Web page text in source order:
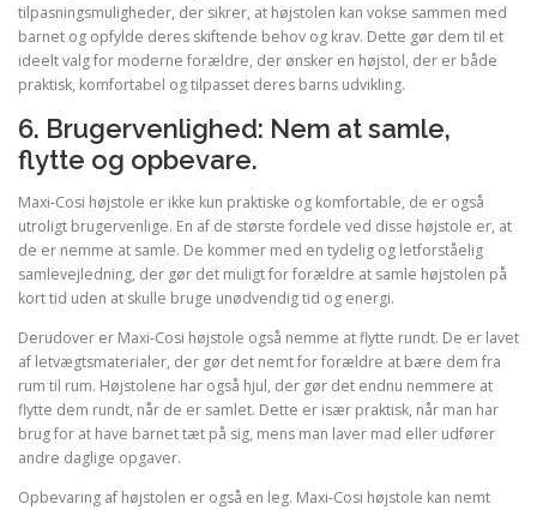
tilpasningsmuligheder, der sikrer, at højstolen kan vokse sammen med
barnet og opfylde deres skiftende behov og krav. Dette gør dem til et
ideelt valg for moderne forældre, der ønsker en højstol, der er både
praktisk, komfortabel og tilpasset deres barns udvikling.
6. Brugervenlighed: Nem at samle,
flytte og opbevare.
Maxi-Cosi højstole er ikke kun praktiske og komfortable, de er også
utroligt brugervenlige. En af de største fordele ved disse højstole er, at
de er nemme at samle. De kommer med en tydelig og letforståelig
samlevejledning, der gør det muligt for forældre at samle højstolen på
kort tid uden at skulle bruge unødvendig tid og energi.
Derudover er Maxi-Cosi højstole også nemme at flytte rundt. De er lavet
af letvægtsmaterialer, der gør det nemt for forældre at bære dem fra
rum til rum. Højstolene har også hjul, der gør det endnu nemmere at
flytte dem rundt, når de er samlet. Dette er især praktisk, når man har
brug for at have barnet tæt på sig, mens man laver mad eller udfører
andre daglige opgaver.
Opbevaring af højstolen er også en leg. Maxi-Cosi højstole kan nemt